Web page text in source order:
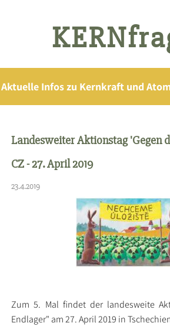
Aktuelle Infos zu Kernkraft und
Landesweiter Aktionstag 'Gegen
CZ - 27. April 2019
23.4.2019
Zum 5. Mal findet der landesweite
Endlager" am 27. April 2019 in